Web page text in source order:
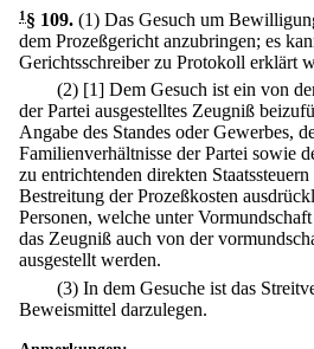
1 § 109. (1) Das Gesuch um
dem Prozeßgericht anzubringen; es
Gerichtsschreiber zu Protokoll erklärt
(2) [1] Dem Gesuch ist ein von
der Partei ausgestelltes Zeugniß
Angabe des Standes oder Gewerbes,
Familienverhältnisse der Partei sowie
zu entrichtenden direkten
Bestreitung der Prozeßkosten
Personen, welche unter
das Zeugniß auch von der
ausgestellt werden.
(3) In dem Gesuche ist das
Beweismittel darzulegen.